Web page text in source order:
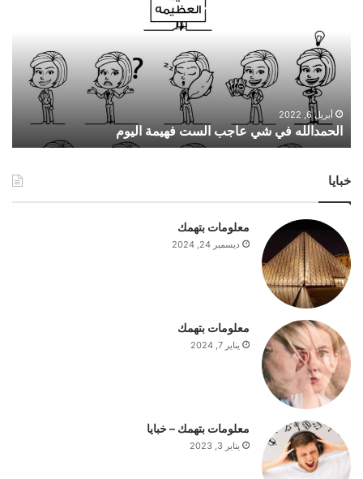
ي
ي
ع
ب
ا
ل
ه
ي
م
ي
و
أبريل 6, 2022
الحمدالله في شي عاجب الست فهيمة اليوم
خبايا
معلومات بتهمك
ديسمبر 24, 2024
معلومات بتهمك
يناير 7, 2024
معلومات بتهمك – خبايا
يناير 3, 2023